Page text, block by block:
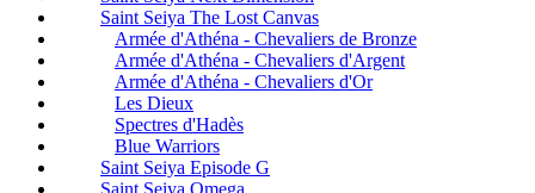
Saint Seiya The Lost Canvas
Armée d'Athéna - Chevaliers de Bronze
Armée d'Athéna - Chevaliers d'Argent
Armée d'Athéna - Chevaliers d'Or
Les Dieux
Spectres d'Hadès
Blue Warriors
Saint Seiya Episode G
Saint Seiya Omega